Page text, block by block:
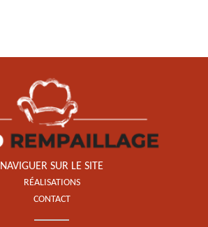
NAVIGUER SUR LE SITE
RÉALISATIONS
CONTACT